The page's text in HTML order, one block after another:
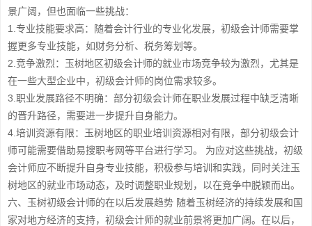
景广阔，但也面临一些挑战：
1.专业技能要求高：随着会计行业的专业化发展，初级会计师需要掌
握更多专业技能，如财务分析、税务筹划等。
2.竞争激烈：玉树地区初级会计师的就业市场竞争较为激烈，尤其是
在一些大型企业中，初级会计师的岗位需求较多。
3.职业发展路径不明确：部分初级会计师在职业发展过程中缺乏清晰
的晋升路径，需要进一步提升自身能力。
4.培训资源有限：玉树地区的职业培训资源相对有限，部分初级会计
师可能需要借助易搜职考网等平台进行学习。 为应对这些挑战，初级
会计师应不断提升自身专业技能，积极参与培训和实践，同时关注玉
树地区的就业市场动态，及时调整职业规划，以在竞争中脱颖而出。
六、玉树初级会计师的在以后发展趋势 随着玉树经济的持续发展和国
家对地方经济的支持，初级会计师的就业前景将更加广阔。在以后，